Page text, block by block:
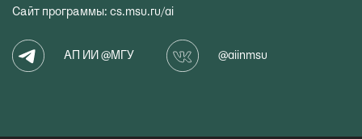
Сайт программы: cs.msu.ru/ai
АП ИИ @МГУ @aiinmsu